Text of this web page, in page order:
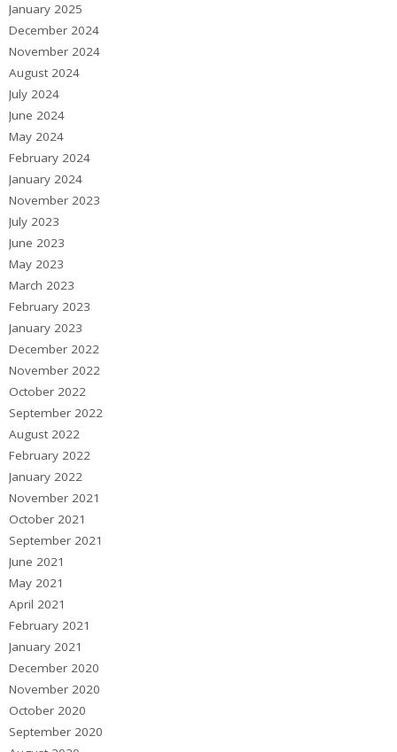
January 2025
December 2024
November 2024
August 2024
July 2024
June 2024
May 2024
February 2024
January 2024
November 2023
July 2023
June 2023
May 2023
March 2023
February 2023
January 2023
December 2022
November 2022
October 2022
September 2022
August 2022
February 2022
January 2022
November 2021
October 2021
September 2021
June 2021
May 2021
April 2021
February 2021
January 2021
December 2020
November 2020
October 2020
September 2020